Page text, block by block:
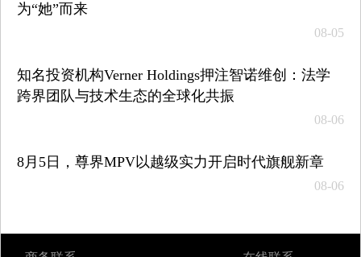
为“她”而来
08-05
知名投资机构Verner Holdings押注智诺维创：法学
跨界团队与技术生态的全球化共振
08-06
8月5日，尊界MPV以越级实力开启时代旗舰新章
08-06